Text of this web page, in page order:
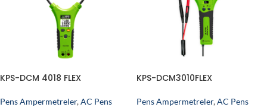
KPS-DCM 4018 FLEX
Pens Ampermetreler,AC Pens
KPS-DCM3010FLEX
Pens Ampermetreler,AC Pens